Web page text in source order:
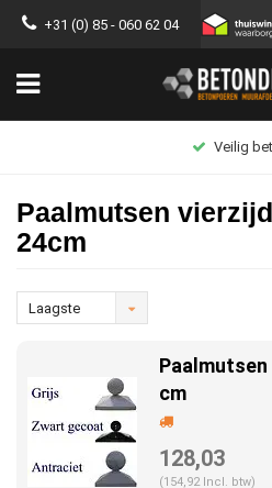
+31 (0) 85 - 060 62 04
Groot
Paalmutsen
24cm
Laagste
cm
128,03
(154,92 Incl. btw)